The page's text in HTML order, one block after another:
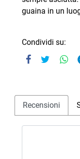
guaina in un
Condividi su:
Recensioni